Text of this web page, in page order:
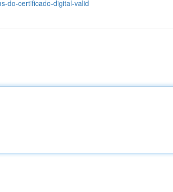
do-certificado-digital-valid